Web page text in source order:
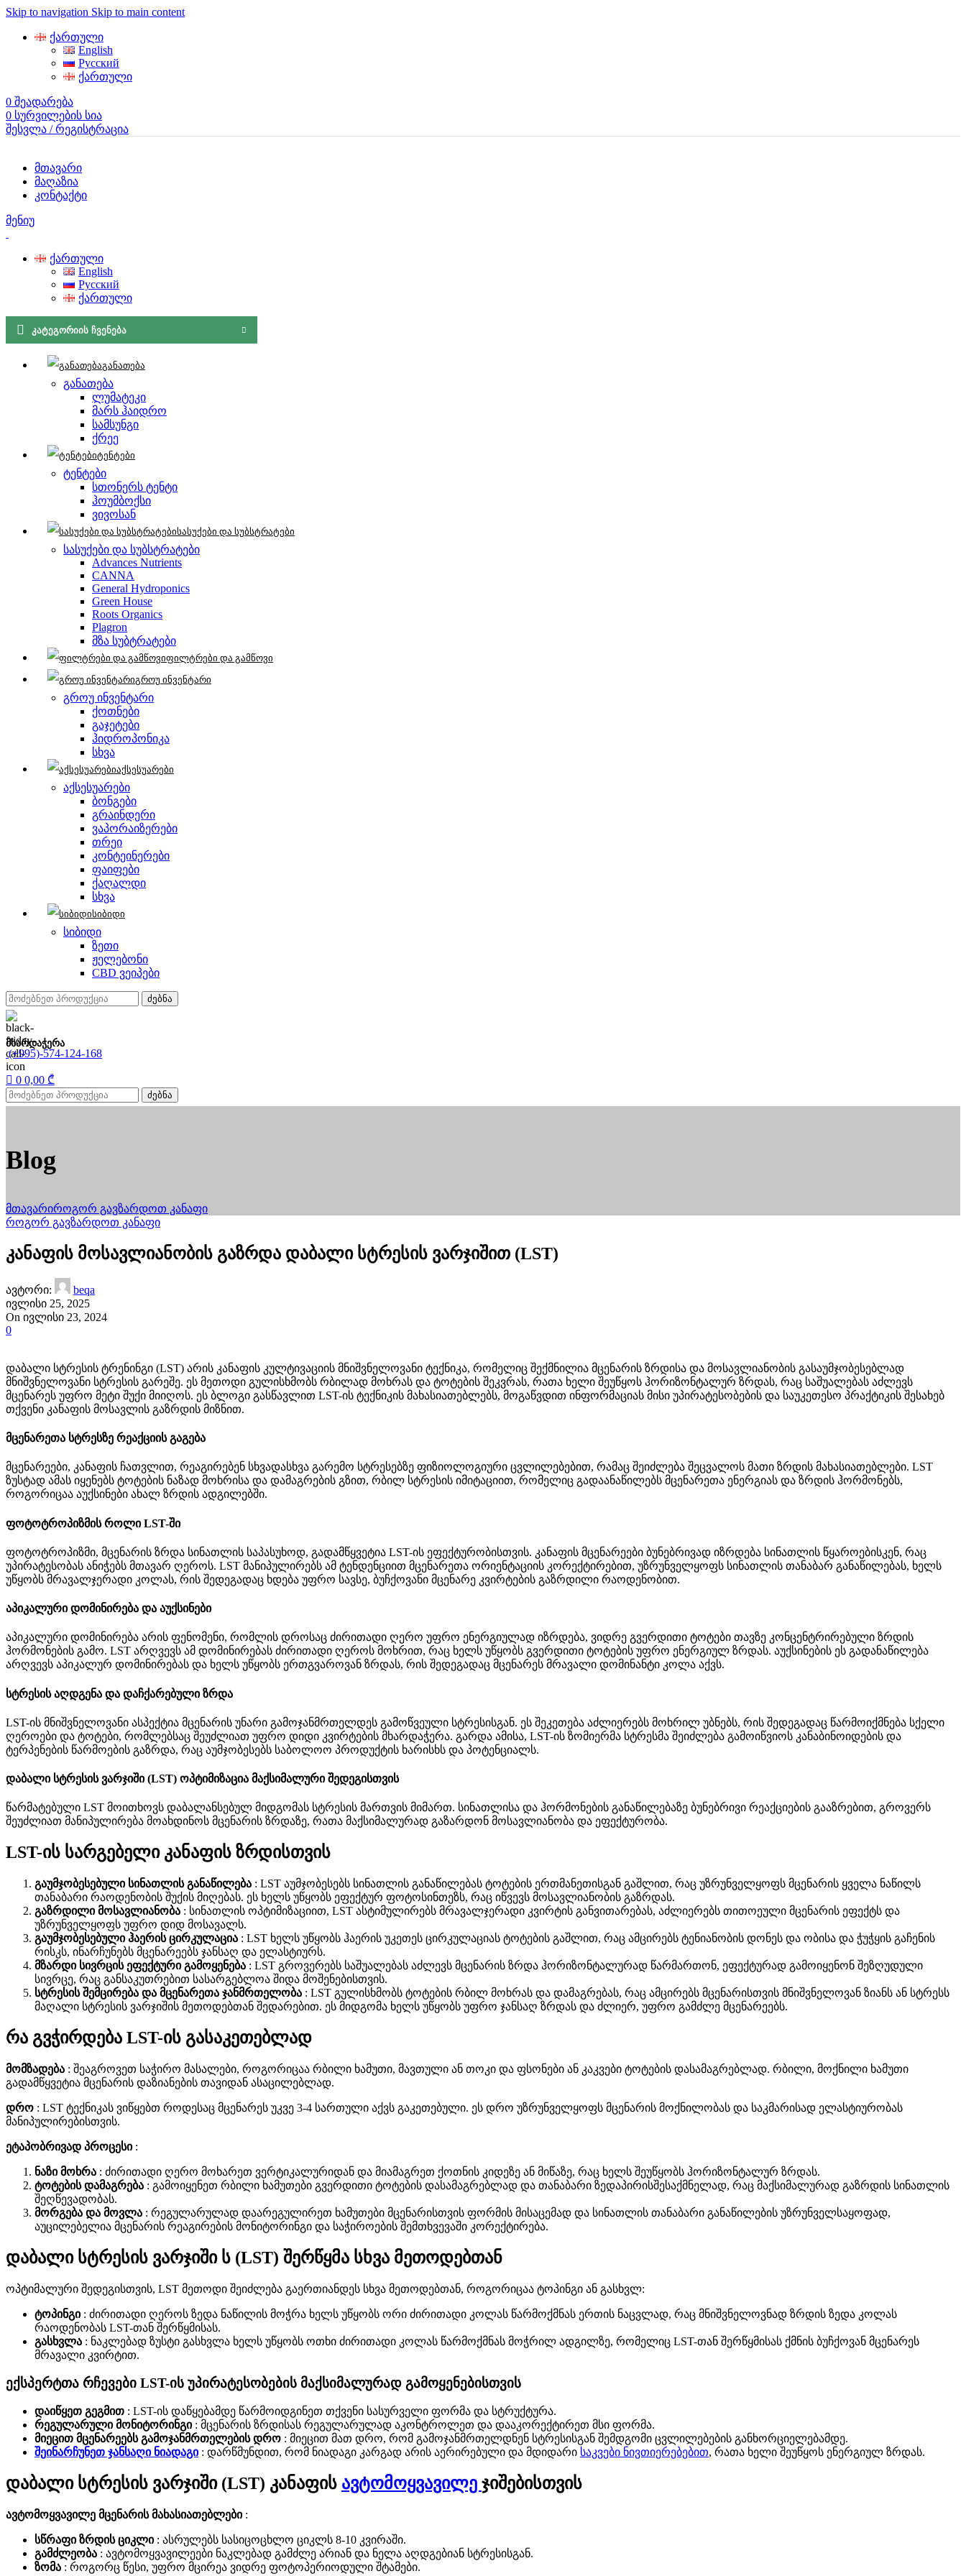
Skip to navigation Skip to main content
ქართული
English
Русский
ქართული
0 შეადარება
0 სურვილების სია
შესვლა / რეგისტრაცია
მთავარი
მაღაზია
კონტაქტი
მენიუ
ქართული
English
Русский
ქართული
ᲙᲐᲢᲔᲒᲝᲠᲘᲘᲡ ᲩᲕᲔᲜᲔᲑᲐ
განათება
განათება
ლუმატეკი
მარს ჰაიდრო
სამსუნგი
ქრეე
ტენტები
ტენტები
სთონერს ტენტი
ჰოუმბოქსი
ვივოსან
სასუქები და სუბსტრატები
სასუქები და სუბსტრატები
Advances Nutrients
CANNA
General Hydroponics
Green House
Roots Organics
Plagron
მზა სუბტრატები
ფილტრები და გამწოვი
გროუ ინვენტარი
გროუ ინვენტარი
ქოთნები
გაჯეტები
ჰიდროპონიკა
სხვა
აქსესუარები
აქსესუარები
ბონგები
გრაინდერი
ვაპორაიზერები
თრეი
კონტეინერები
ფაიფები
ქაღალდი
სხვა
სიბიდი
სიბიდი
ზეთი
ჟელებონი
CBD ვეიპები
ძებნა
მხარდაჭერა
(+995)-574-124-168
0 0,00 ₾
ძებნა
Blog
მთავარიროგორ გავზარდოთ კანაფი
როგორ გავზარდოთ კანაფი
კანაფის მოსავლიანობის გაზრდა დაბალი სტრესის ვარჯიშით (LST)
ავტორი:
beqa
ივლისი 25, 2025
On ივლისი 23, 2024
0
დაბალი სტრესის ტრენინგი (LST) არის კანაფის კულტივაციის მნიშვნელოვანი ტექნიკა, რომელიც შექმნილია მცენარის ზრდისა და მოსავლიანობის გასაუმჯობესებლად
მნიშვნელოვანი სტრესის გარეშე. ეს მეთოდი გულისხმობს რბილად მოხრას და ტოტების შეკვრას, რათა ხელი შეუწყოს ჰორიზონტალურ ზრდას, რაც საშუალებას აძლევს
მცენარეს უფრო მეტი შუქი მიიღოს. ეს ბლოგი გასწავლით LST-ის ტექნიკის მახასიათებლებს, მოგაწვდით ინფორმაციას მისი უპირატესობების და საუკეთესო პრაქტიკის შესახებ
თქვენი კანაფის მოსავლის გაზრდის მიზნით.
მცენარეთა სტრესზე რეაქციის გაგება
მცენარეები, კანაფის ჩათვლით, რეაგირებენ სხვადასხვა გარემო სტრესებზე ფიზიოლოგიური ცვლილებებით, რამაც შეიძლება შეცვალოს მათი ზრდის მახასიათებლები. LST
ზუსტად ამას იყენებს ტოტების ნაზად მოხრისა და დამაგრების გზით, რბილ სტრესის იმიტაციით, რომელიც გადაანაწილებს მცენარეთა ენერგიას და ზრდის ჰორმონებს,
როგორიცაა აუქსინები ახალ ზრდის ადგილებში.
ფოტოტროპიზმის როლი LST-ში
ფოტოტროპიზმი, მცენარის ზრდა სინათლის საპასუხოდ, გადამწყვეტია LST-ის ეფექტურობისთვის. კანაფის მცენარეები ბუნებრივად იზრდება სინათლის წყაროებისკენ, რაც
უპირატესობას ანიჭებს მთავარ ღეროს. LST მანიპულირებს ამ ტენდენციით მცენარეთა ორიენტაციის კორექტირებით, უზრუნველყოფს სინათლის თანაბარ განაწილებას, ხელს
უწყობს მრავალჯერადი კოლას, რის შედეგადაც ხდება უფრო სავსე, ბუჩქოვანი მცენარე კვირტების გაზრდილი რაოდენობით.
აპიკალური დომინირება და აუქსინები
აპიკალური დომინირება არის ფენომენი, რომლის დროსაც ძირითადი ღერო უფრო ენერგიულად იზრდება, ვიდრე გვერდითი ტოტები თავზე კონცენტრირებული ზრდის
ჰორმონების გამო. LST არღვევს ამ დომინირებას ძირითადი ღეროს მოხრით, რაც ხელს უწყობს გვერდითი ტოტების უფრო ენერგიულ ზრდას. აუქსინების ეს გადანაწილება
არღვევს აპიკალურ დომინირებას და ხელს უწყობს ერთგვაროვან ზრდას, რის შედეგადაც მცენარეს მრავალი დომინანტი კოლა აქვს.
სტრესის აღდგენა და დაჩქარებული ზრდა
LST-ის მნიშვნელოვანი ასპექტია მცენარის უნარი გამოჯანმრთელდეს გამოწვეული სტრესისგან. ეს შეკეთება აძლიერებს მოხრილ უბნებს, რის შედეგადაც წარმოიქმნება სქელი
ღეროები და ტოტები, რომლებსაც შეუძლიათ უფრო დიდი კვირტების მხარდაჭერა. გარდა ამისა, LST-ის ზომიერმა სტრესმა შეიძლება გამოიწვიოს კანაბინოიდების და
ტერპენების წარმოების გაზრდა, რაც აუმჯობესებს საბოლოო პროდუქტის ხარისხს და პოტენციალს.
დაბალი სტრესის ვარჯიში (LST) ოპტიმიზაცია მაქსიმალური შედეგისთვის
წარმატებული LST მოითხოვს დაბალანსებულ მიდგომას სტრესის მართვის მიმართ. სინათლისა და ჰორმონების განაწილებაზე ბუნებრივი რეაქციების გააზრებით, გროვერს
შეუძლიათ მანიპულირება მოახდინოს მცენარის ზრდაზე, რათა მაქსიმალურად გაზარდონ მოსავლიანობა და ეფექტურობა.
LST-ის სარგებელი კანაფის ზრდისთვის
გაუმჯობესებული სინათლის განაწილება : LST აუმჯობესებს სინათლის განაწილებას ტოტების ერთმანეთისგან გაშლით, რაც უზრუნველყოფს მცენარის ყველა ნაწილს
თანაბარი რაოდენობის შუქის მიღებას. ეს ხელს უწყობს ეფექტურ ფოტოსინთეზს, რაც იწვევს მოსავლიანობის გაზრდას.
გაზრდილი მოსავლიანობა : სინათლის ოპტიმიზაციით, LST ასტიმულირებს მრავალჯერადი კვირტის განვითარებას, აძლიერებს თითოეული მცენარის ეფექტს და
უზრუნველყოფს უფრო დიდ მოსავალს.
გაუმჯობესებული ჰაერის ცირკულაცია : LST ხელს უწყობს ჰაერის უკეთეს ცირკულაციას ტოტების გაშლით, რაც ამცირებს ტენიანობის დონეს და ობისა და ჭუჭყის გაჩენის
რისკს, ინარჩუნებს მცენარეებს ჯანსაღ და ელასტიურს.
მზარდი სივრცის ეფექტური გამოყენება : LST გროვერებს საშუალებას აძლევს მცენარის ზრდა ჰორიზონტალურად წარმართონ, ეფექტურად გამოიყენონ შეზღუდული
სივრცე, რაც განსაკუთრებით სასარგებლოა შიდა მოშენებისთვის.
სტრესის შემცირება და მცენარეთა ჯანმრთელობა : LST გულისხმობს ტოტების რბილ მოხრას და დამაგრებას, რაც ამცირებს მცენარისთვის მნიშვნელოვან ზიანს ან სტრესს
მაღალი სტრესის ვარჯიშის მეთოდებთან შედარებით. ეს მიდგომა ხელს უწყობს უფრო ჯანსაღ ზრდას და ძლიერ, უფრო გამძლე მცენარეებს.
რა გვჭირდება LST-ის გასაკეთებლად
მომზადება : შეაგროვეთ საჭირო მასალები, როგორიცაა რბილი ხამუთი, მავთული ან თოკი და ფსონები ან კაკვები ტოტების დასამაგრებლად. რბილი, მოქნილი ხამუთი
გადამწყვეტია მცენარის დაზიანების თავიდან ასაცილებლად.
დრო : LST ტექნიკას ვიწყებთ როდესაც მცენარეს უკვე 3-4 სართული აქვს გაკეთებული. ეს დრო უზრუნველყოფს მცენარის მოქნილობას და საკმარისად ელასტიურობას
მანიპულირებისთვის.
ეტაპობრივად პროცესი:
ნაზი მოხრა : ძირითადი ღერო მოხარეთ ვერტიკალურიდან და მიამაგრეთ ქოთნის კიდეზე ან მიწაზე, რაც ხელს შეუწყობს ჰორიზონტალურ ზრდას.
ტოტების დამაგრება : გამოიყენეთ რბილი ხამუთები გვერდითი ტოტების დასამაგრებლად და თანაბარი ზედაპირისშესაქმნელად, რაც მაქსიმალურად გაზრდის სინათლის
შეღწევადობას.
მორგება და მოვლა : რეგულარულად დაარეგულირეთ ხამუთები მცენარისთვის ფორმის მისაცემად და სინათლის თანაბარი განაწილების უზრუნველსაყოფად,
აუცილებელია მცენარის რეაგირების მონიტორინგი და საჭიროების შემთხვევაში კორექტირება.
დაბალი სტრესის ვარჯიში ს (LST) შერწყმა სხვა მეთოდებთან
ოპტიმალური შედეგისთვის, LST მეთოდი შეიძლება გაერთიანდეს სხვა მეთოდებთან, როგორიცაა ტოპინგი ან გასხვლ:
ტოპინგი: ძირითადი ღეროს ზედა ნაწილის მოჭრა ხელს უწყობს ორი ძირითადი კოლას წარმოქმნას ერთის ნაცვლად, რაც მნიშვნელოვნად ზრდის ზედა კოლას
რაოდენობას LST-თან შერწყმისას.
გასხვლა : ნაკლებად ზუსტი გასხვლა ხელს უწყობს ოთხი ძირითადი კოლას წარმოქმნას მოჭრილ ადგილზე, რომელიც LST-თან შერწყმისას ქმნის ბუჩქოვან მცენარეს
მრავალი კვირტით.
ექსპერტთა რჩევები LST-ის უპირატესობების მაქსიმალურად გამოყენებისთვის
დაიწყეთ გეგმით : LST-ის დაწყებამდე წარმოიდგინეთ თქვენი სასურველი ფორმა და სტრუქტურა.
რეგულარული მონიტორინგი: მცენარის ზრდისას რეგულარულად აკონტროლეთ და დააკორექტირეთ მსი ფორმა.
მიეცით მცენარეებს გამოჯანმრთელების დრო : მიეცით მათ დრო, რომ გამოჯანმრთელდნენ სტრესისგან შემდგომი ცვლილებების განხორციელებამდე.
შეინარჩუნეთ ჯანსაღი ნიადაგი: დარწმუნდით, რომ ნიადაგი კარგად არის აერირებული და მდიდარი საკვები ნივთიერებებით, რათა ხელი შეუწყოს ენერგიულ ზრდას.
დაბალი სტრესის ვარჯიში (LST) კანაფის ავტომოყვავილე ჯიშებისთვის
ავტომოყვავილე მცენარის მახასიათებლები:
სწრაფი ზრდის ციკლი: ასრულებს სასიცოცხლო ციკლს 8-10 კვირაში.
გამძლეობა : ავტომოყვავილეები ნაკლებად გამძლე არიან და ნელა აღდგებიან სტრესისგან.
ზომა : როგორც წესი, უფრო მცირეა ვიდრე ფოტოპერიოდული შტამები.